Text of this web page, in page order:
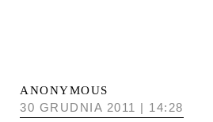
ANONYMOUS
30 GRUDNIA 2011 | 14:28